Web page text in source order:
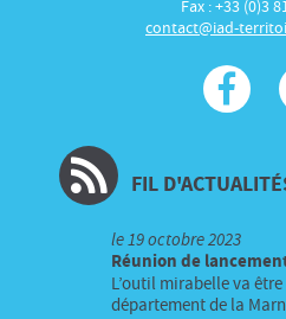
Fax : +33 (0)3
contact@iad-
FIL
le19 octobre 2023
Réunion de
L’outil mirabelle va
département de la